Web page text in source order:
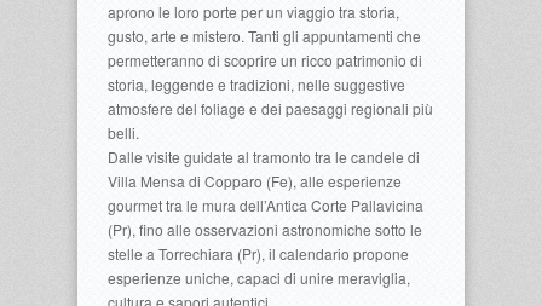
aprono le loro porte per un viaggio tra storia,
gusto, arte e mistero. Tanti gli appuntamenti che
permetteranno di scoprire un ricco patrimonio di
storia, leggende e tradizioni, nelle suggestive
atmosfere del foliage e dei paesaggi regionali più
belli.
Dalle visite guidate al tramonto tra le candele di
Villa Mensa di Copparo (Fe), alle esperienze
gourmet tra le mura dell’Antica Corte Pallavicina
(Pr), fino alle osservazioni astronomiche sotto le
stelle a Torrechiara (Pr), il calendario propone
esperienze uniche, capaci di unire meraviglia,